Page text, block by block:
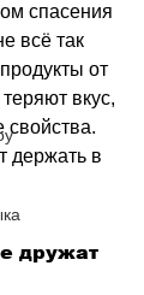
спасения
всё так
от
вкус,
держать в
дружат